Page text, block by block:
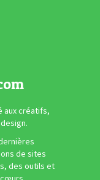
aux créatifs,
de sites
des outils et